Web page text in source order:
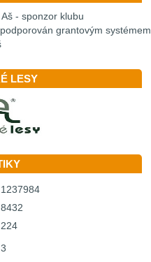
grantovým systémem
LESY
3
1237984
8432
224